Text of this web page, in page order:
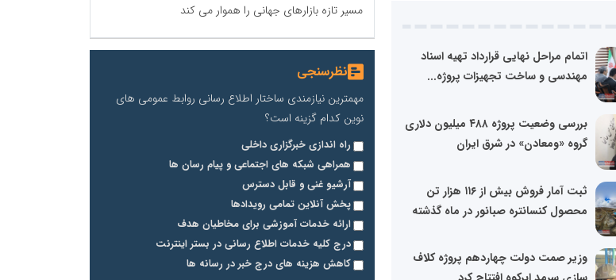
اتمام مراحل نهایی قرارداد تهیه اسناد
مهندسی و ساخت تجهیزات پروژه...
بررسی وضعیت پروژه ۴۸۸ میلیون دلاری
گروه «ومعادن» در شرق ایران
ثبت آمار فروش بیش از ۱۱۶ هزار تن
محصول کنسانتره صبانور در ماه گذشته
وزیر صمت دولت چهاردهم پروژه کلاف
مسیر تازه بازارهای جهانی را هموار می کند
نظرسنجی
مهمترین نیازمندی ساختار اطلاع رسانی روابط عمومی های
نوین کدام گزینه است؟
راه اندازی خبرگزاری داخلی
همراهی شبکه های اجتماعی و پیام رسان ها
آرشیو غنی و قابل دسترس
پخش آنلاین تمامی رویدادها
ارائه خدمات آموزشی برای مخاطیان هدف
درج کلیه خدمات اطلاع رسانی در بستر اینترنت
کاهش هزینه های درج خبر در رسانه ها